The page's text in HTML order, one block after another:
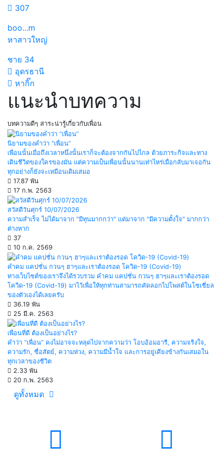
307
boo...m
หาสาวใหญ่
ชาย 34
อุดรธานี
หากิ๊ก
แนะนำบทความ
บทความดีๆ สาระน่ารู้เกี่ยวกับเพื่อน
นิยามของคำว่า “เพื่อน”
เพื่อนนั้นเมื่อถึงเวลาหนึ่งนั้นเราก็จะต้องจากกันไปไกล ด้วยภาระกิจและทาง
เดินชีวิตของใครของมัน แต่ความเป็นเพื่อนนั้นนานเท่าไหร่เมื่อกลับมาเจอกัน
ทุกอย่างก็ยังจะเหมือนเดิมเสมอ
17.87 พัน
17 ก.พ. 2563
สวัสดีวันศุกร์ 10/07/2026
ความสำเร็จ ไม่ได้มาจาก "มีทุนมากกว่า" แต่มาจาก "มีความตั้งใจ" มากกว่า
ต่างหาก
37
10 ก.ค. 2569
คำคม แคปชั่น กวนๆ ฮาๆและเราต้องรอด โควิด-19 (Covid-19)
ทางเว็บไซต์ของเราจึงได้รวบรวม คำคม แคปชั่น กวนๆ ฮาๆและเราต้องรอด
โควิด-19 (Covid-19) มาไว้เพื่อให้ทุกท่านสามารถคัดลอกไปโพสต์ในโซเชี่ยล
ของตัวเองได้เลยครับ
36.19 พัน
25 มี.ค. 2563
เพื่อนที่ดี ต้องเป็นอย่างไร?
คำว่า “เพื่อน” คงไม่อาจจะหลุดไปจากความว่า โอบอ้อมอารี, ความจริงใจ,
ความรัก, ซื่อสัตย์, ความห่วง, ความมีน้ำใจ และการอยู่เคียงข้างกันเสมอใน
ทุกเวลาของชีวิต
2.33 พัน
20 ก.พ. 2563
ดูทั้งหมด